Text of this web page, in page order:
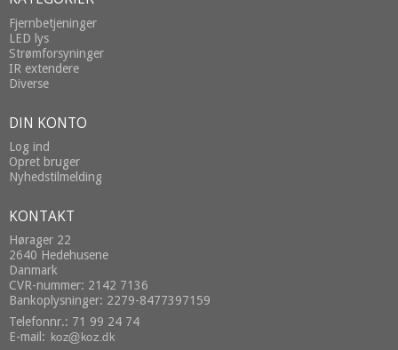
Fjernbetjeninger
LED lys
Strømforsyninger
IR extendere
Diverse
DIN KONTO
Log ind
Opret bruger
Nyhedstilmelding
KONTAKT
Hørager 22
2640 Hedehusene
Danmark
CVR-nummer: 2142 7136
Bankoplysninger: 2279-8477397159
Telefonnr.: 71 99 24 74
E-mail :